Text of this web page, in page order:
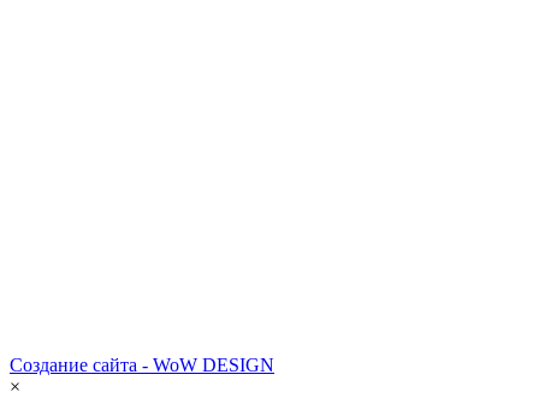
Создание сайта - WoW DESIGN
×